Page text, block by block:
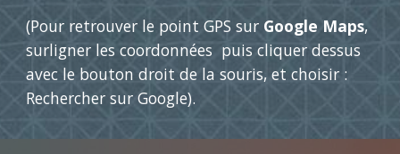
(Pour retrouver le point GPS sur Google Maps,
surligner les coordonnées puis cliquer dessus
avec le bouton droit de la souris, et choisir :
Rechercher sur Google).